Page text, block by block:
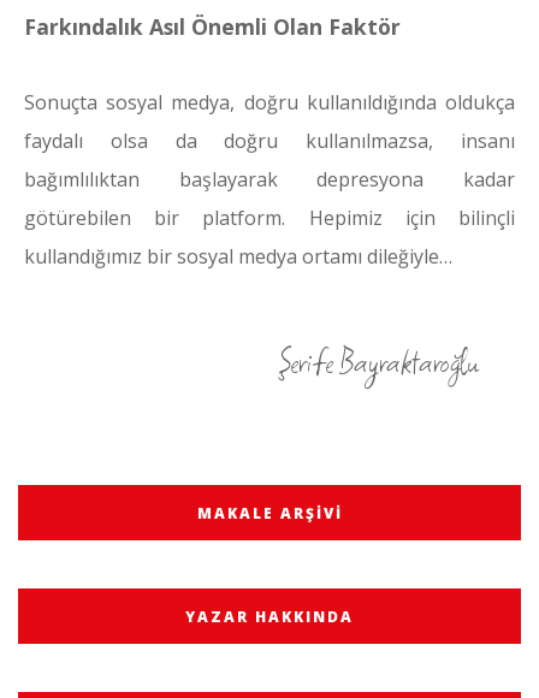
Farkındalık Asıl Önemli Olan Faktör
Sonuçta sosyal medya, doğru kullanıldığında oldukça
faydalı olsa da doğru kullanılmazsa, insanı
bağımlılıktan başlayarak depresyona kadar
götürebilen bir platform. Hepimiz için bilinçli
kullandığımız bir sosyal medya ortamı dileğiyle…
Şerife Bayraktaroğlu
MAKALE ARŞIVI
YAZAR HAKKINDA